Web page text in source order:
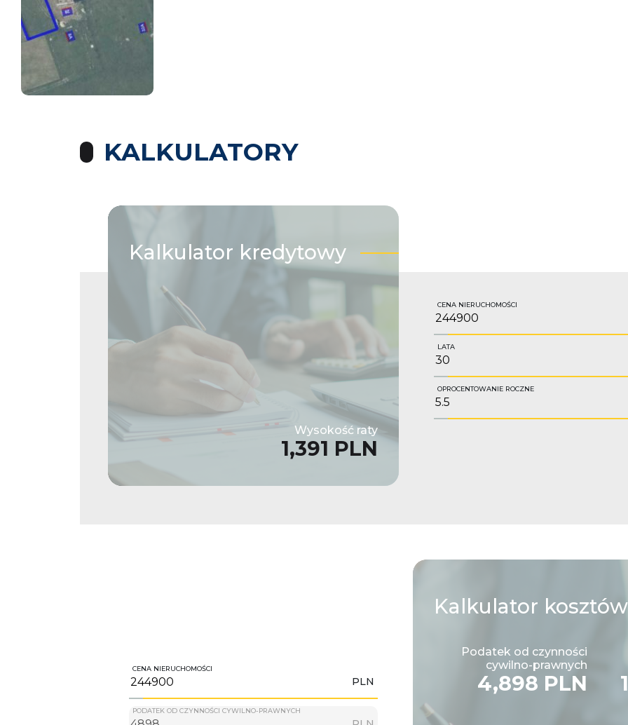
KALKULATORY
Kalkulator kredytowy
Wysokość raty
1,391 PLN
CENA NIERUCHOMOŚCI
LATA
OPROCENTOWANIE ROCZNE
Kalkulator kosztów
Podatek od czynności
cywilno-prawnych
4,898 PLN
CENA NIERUCHOMOŚCI
PLN
PODATEK OD CZYNNOŚCI CYWILNO-PRAWNYCH